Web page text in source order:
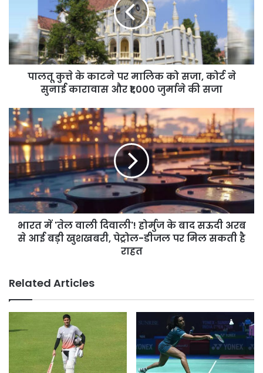
को
सजा,
कोर्ट
और
₹1,000
जुर्माने
की
सजा
पालतू कुत्ते के काटने पर मालिक को सजा, कोर्ट ने
सुनाई कारावास और ₹1,000 जुर्माने की सजा
भारत
में
'तेल
वाली
दिवाली'!
होर्मुज
बाद
सऊदी
अरब
पेट्रोल-
डीजल
पर
सकती
भारत में 'तेल वाली दिवाली'! होर्मुज के बाद सऊदी अरब
से आई बड़ी खुशखबरी, पेट्रोल-डीजल पर मिल सकती है
राहत
Related Articles